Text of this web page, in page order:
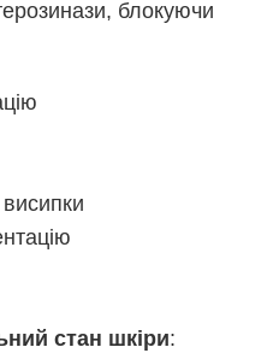
блокуючи
стан шкіри: